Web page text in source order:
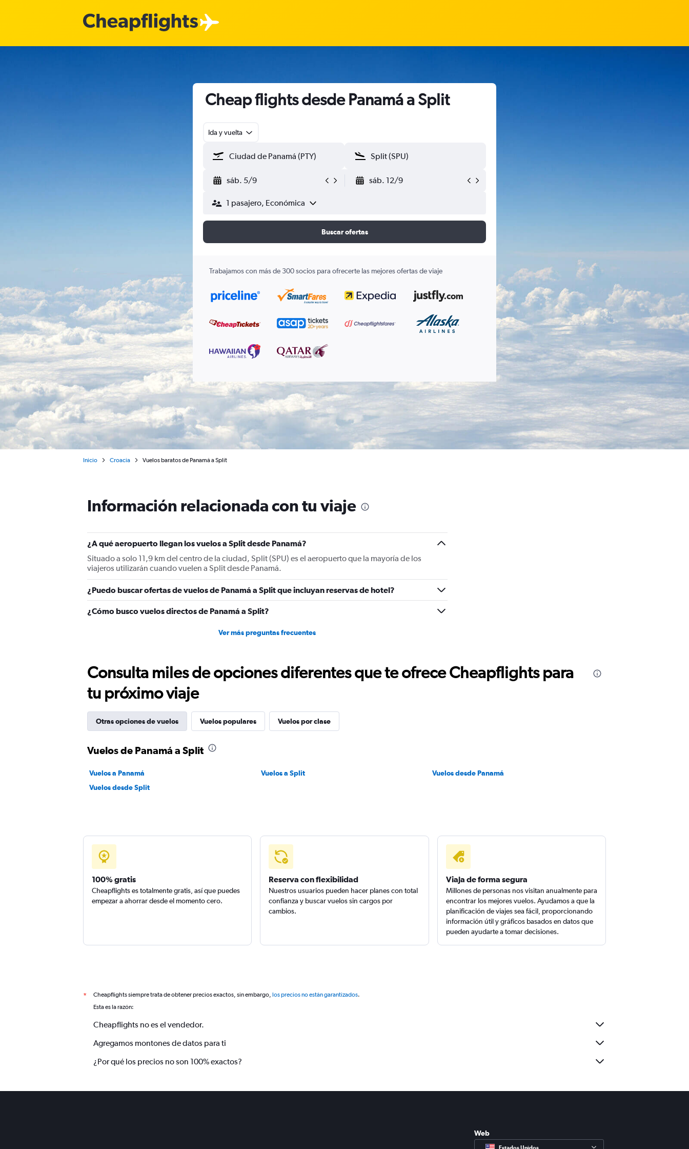
Cheap flights desde Panamá a Split
Ida y vuelta
sáb. 5/9 sáb. 12/9
1 pasajero, Económica
Buscar ofertas
Trabajamos con más de 300 socios para ofrecerte las mejores ofertas de viaje
Inicio Croacia Vuelos baratos de Panamá a Split
Información relacionada con tu viaje
¿A qué aeropuerto llegan los vuelos a Split desde Panamá?
Situado a solo 11,9 km del centro de la ciudad, Split (SPU) es el aeropuerto que la mayoría de los
viajeros utilizarán cuando vuelen a Split desde Panamá.
¿Puedo buscar ofertas de vuelos de Panamá a Split que incluyan reservas de hotel?
¿Cómo busco vuelos directos de Panamá a Split?
Ver más preguntas frecuentes
Consulta miles de opciones diferentes que te ofrece Cheapflights para
tu próximo viaje
Otras opciones de vuelos Vuelos populares Vuelos por clase
Vuelos de Panamá a Split
Vuelos a Panamá Vuelos a Split
Vuelos desde Panamá
Vuelos desde Split
100% gratis
Cheapflights es totalmente gratis, así que puedes
empezar a ahorrar desde el momento cero.
Reserva con flexibilidad
Nuestros usuarios pueden hacer planes con total
confianza y buscar vuelos sin cargos por
cambios.
Viaja de forma segura
Millones de personas nos visitan anualmente para
encontrar los mejores vuelos. Ayudamos a que la
planificación de viajes sea fácil, proporcionando
información útil y gráficos basados en datos que
pueden ayudarte a tomar decisiones.
* Cheapflights siempre trata de obtener precios exactos, sin embargo, los precios no están garantizados.
Esta es la razón:
Cheapflights no es el vendedor.
Agregamos montones de datos para ti
¿Por qué los precios no son 100% exactos?
Web
Estados Unidos